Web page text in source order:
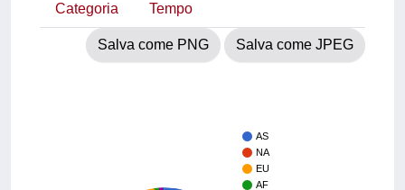
Categoria Tempo
Salva come PNG Salva come JPEG
AS
NA
EU
AF